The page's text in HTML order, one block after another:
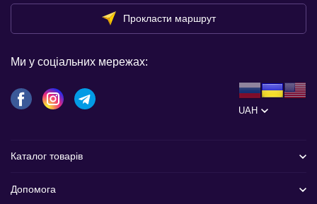
Прокласти маршрут
Ми у соціальних мережах:
UAH
Каталог товарів
Допомога